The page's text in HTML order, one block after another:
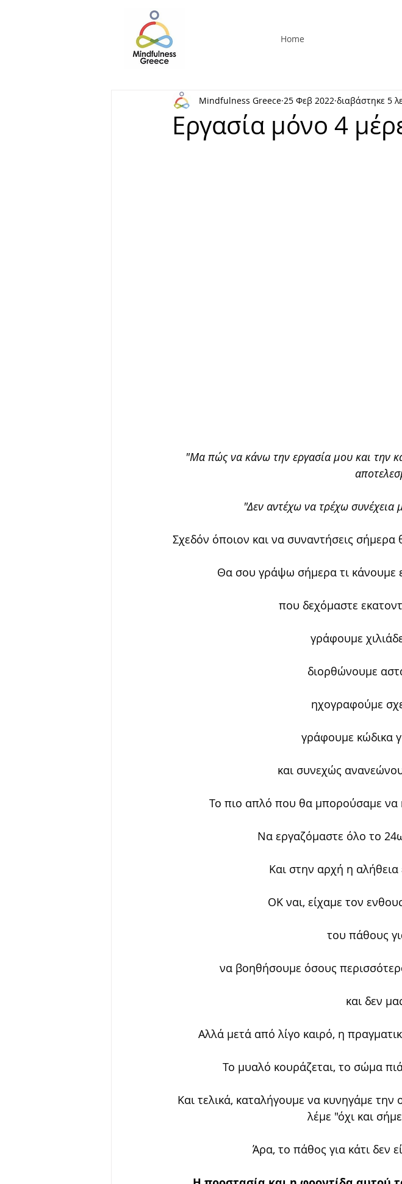
Home
Εργασία μόνο 4
Mindfulness Greece 25 Φεβ 2022 διαβάστηκε 5
"Μα πώς να κάνω την εργασία μου και την
"Δεν αντέχω να τρέχω
Σχεδόν όποιον και να συναντήσεις
Θα σου γράψω σήμερα τι κάνουμε
που δεχόμαστε
γράφουμε
διορθώνουμε
ηχογραφούμε
γράφουμε κώδικα
και συνεχώς
Το πιο απλό που θα μπορούσαμε να
Να εργαζόμαστε όλο το
Και στην αρχή η αλήθεια
ΟΚ ναι, είχαμε τον
του πάθους
να βοηθήσουμε όσους
και δεν
Αλλά μετά από λίγο καιρό, η
Το μυαλό κουράζεται, το σώμα
Και τελικά, καταλήγουμε να κυνηγάμε την
λέμε "όχι και
Άρα, το πάθος για κάτι δεν